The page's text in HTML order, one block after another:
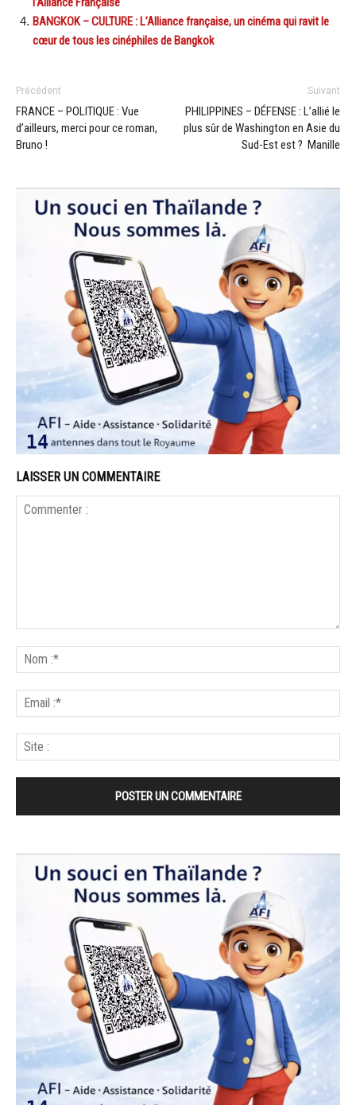
BANGKOK – CULTURE : L’Alliance française, un cinéma qui ravit le
cœur de tous les cinéphiles de Bangkok
Précédent
FRANCE – POLITIQUE : Vue
d’ailleurs, merci pour ce roman,
Bruno !
Suivant
PHILIPPINES – DÉFENSE : L’allié le
plus sûr de Washington en Asie du
Sud-Est est ? Manille
LAISSER UN COMMENTAIRE